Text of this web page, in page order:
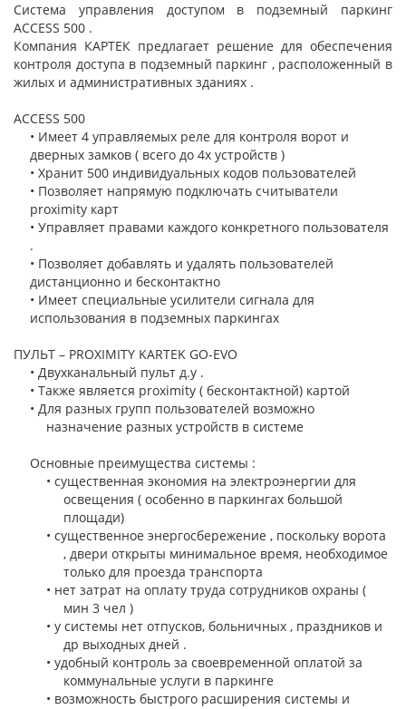
Система управления доступом в подземный паркинг
ACCESS 500 .
Компания КАРТЕК предлагает решение для обеспечения
контроля доступа в подземный паркинг , расположенный в
жилых и административных зданиях .
ACCESS 500
• Имеет 4 управляемых реле для контроля ворот и
дверных замков ( всего до 4х устройств )
• Хранит 500 индивидуальных кодов пользователей
• Позволяет напрямую подключать считыватели
proximity карт
• Управляет правами каждого конкретного пользователя
.
• Позволяет добавлять и удалять пользователей
дистанционно и бесконтактно
• Имеет специальные усилители сигнала для
использования в подземных паркингах
ПУЛЬТ – PROXIMITY KARTEK GO-EVO
• Двухканальный пульт д.у .
• Также является proximity ( бесконтактной) картой
• Для разных групп пользователей возможно
назначение разных устройств в системе
Основные преимущества системы :
• существенная экономия на электроэнергии для
освещения ( особенно в паркингах большой
площади)
• существенное энергосбережение , поскольку ворота
, двери открыты минимальное время, необходимое
только для проезда транспорта
• нет затрат на оплату труда сотрудников охраны (
мин 3 чел )
• у системы нет отпусков, больничных , праздников и
др выходных дней .
• удобный контроль за своевременной оплатой за
коммунальные услуги в паркинге
• возможность быстрого расширения системы и